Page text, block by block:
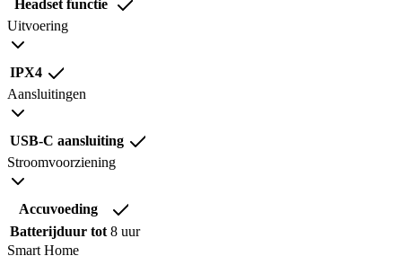
Headset functie
Uitvoering
IPX4
Aansluitingen
USB-C aansluiting
Stroomvoorziening
Accuvoeding
Batterijduur tot 8 uur
Smart Home